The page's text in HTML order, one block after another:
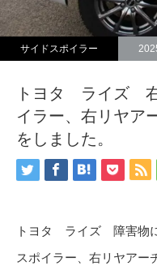
サイドスポイラー
トヨタ ライズ
イラー、右リヤア
をしました。
トヨタ ライズ 障害物
スポイラー、右リヤアー